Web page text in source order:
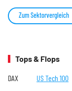
Zum Sektorvergleich
Tops & Flops
DAX US Tech 100